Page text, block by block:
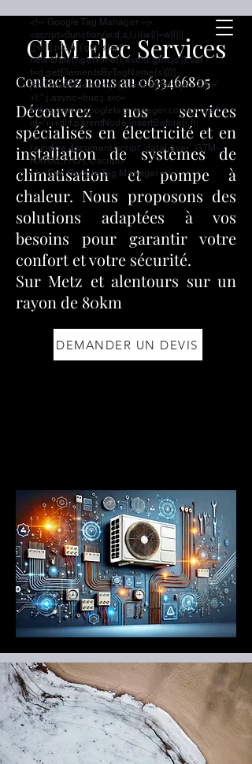
CLM Elec Services
Contactez nous au0633466805
Découvrez nos services
spécialisés en électricité et en
installation de systèmes de
climatisation et pompe à
chaleur. Nous proposons des
solutions adaptées à vos
besoins pour garantir votre
confort et votre sécurité.
Sur Metz et alentours sur un
rayon de 80km
DEMANDER UN DEVIS
<!-- Google Tag Manager -->
<script>(function(w,d,s,l,i){w[l]=w[l]||
[];w[l].push({'gtm.start':
new Date().getTime(),event:'gtm.js'});var
f=d.getElementsByTagName(s)[0],
j=d.createElement(s),dl=l!='dataLayer'?'&l='
+l:'';j.async=true;j.src=
'https://www.googletagmanager.com/gtm.js?
id='+i+dl;f.parentNode.insertBefore(j,f);
})
(window,document,'script','dataLayer','GTM-
NXRXLFH3');</script>
<!-- End Google Tag Manager -->